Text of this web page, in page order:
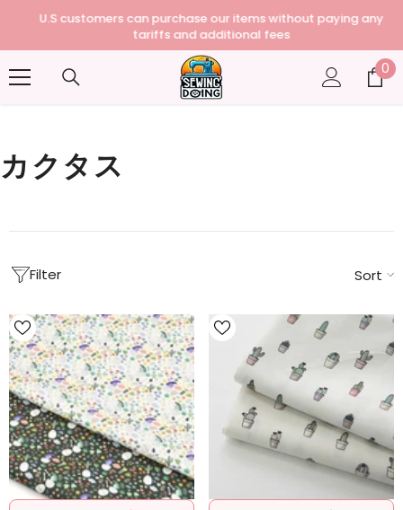
U.S customers can purchase our items without paying any
tariffs and additional fees
0
0
カクタス
Filter Sort